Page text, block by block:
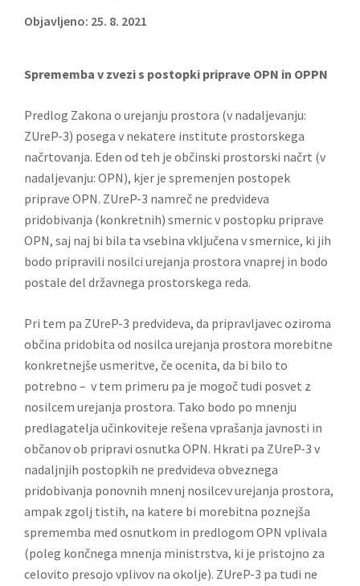
Objavljeno: 25. 8. 2021
Sprememba v zvezi s postopki priprave OPN in OPPN
Predlog Zakona o urejanju prostora (v nadaljevanju:
ZUreP-3) posega v nekatere institute prostorskega
načrtovanja. Eden od teh je občinski prostorski načrt (v
nadaljevanju: OPN), kjer je spremenjen postopek
priprave OPN. ZUreP-3 namreč ne predvideva
pridobivanja (konkretnih) smernic v postopku priprave
OPN, saj naj bi bila ta vsebina vključena v smernice, ki jih
bodo pripravili nosilci urejanja prostora vnaprej in bodo
postale del državnega prostorskega reda.
Pri tem pa ZUreP-3 predvideva, da pripravljavec oziroma
občina pridobita od nosilca urejanja prostora morebitne
konkretnejše usmeritve, če ocenita, da bi bilo to
potrebno – v tem primeru pa je mogoč tudi posvet z
nosilcem urejanja prostora. Tako bodo po mnenju
predlagatelja učinkoviteje rešena vprašanja javnosti in
občanov ob pripravi osnutka OPN. Hkrati pa ZUreP-3 v
nadaljnjih postopkih ne predvideva obveznega
pridobivanja ponovnih mnenj nosilcev urejanja prostora,
ampak zgolj tistih, na katere bi morebitna poznejša
sprememba med osnutkom in predlogom OPN vplivala
(poleg končnega mnenja ministrstva, ki je pristojno za
celovito presojo vplivov na okolje). ZUreP-3 pa tudi ne